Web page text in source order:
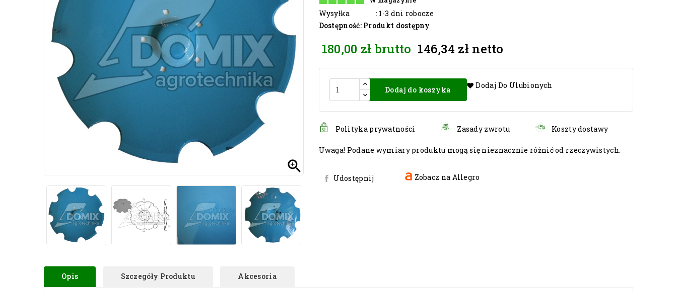

Wysyłka
: 1-3 dni robocze
Dostępność: Produkt dostępny
180,00 zł brutto 146,34 zł netto
Dodaj do koszyka Dodaj Do Ulubionych
Polityka prywatności Zasady zwrotu Koszty dostawy
Uwaga! Podane wymiary produktu mogą się nieznacznie różnić od rzeczywistych.
Zobacz na Allegro
Udostępnij
Opis Szczegóły Produktu Akcesoria